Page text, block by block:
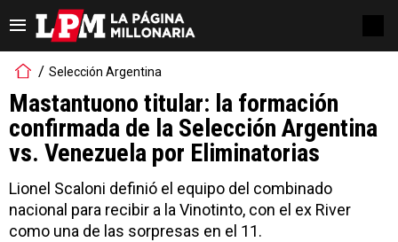
Selección Argentina
Mastantuono titular: la formación
confirmada de la Selección Argentina
vs. Venezuela por Eliminatorias
Lionel Scaloni definió el equipo del combinado
nacional para recibir a la Vinotinto, con el ex River
como una de las sorpresas en el 11.